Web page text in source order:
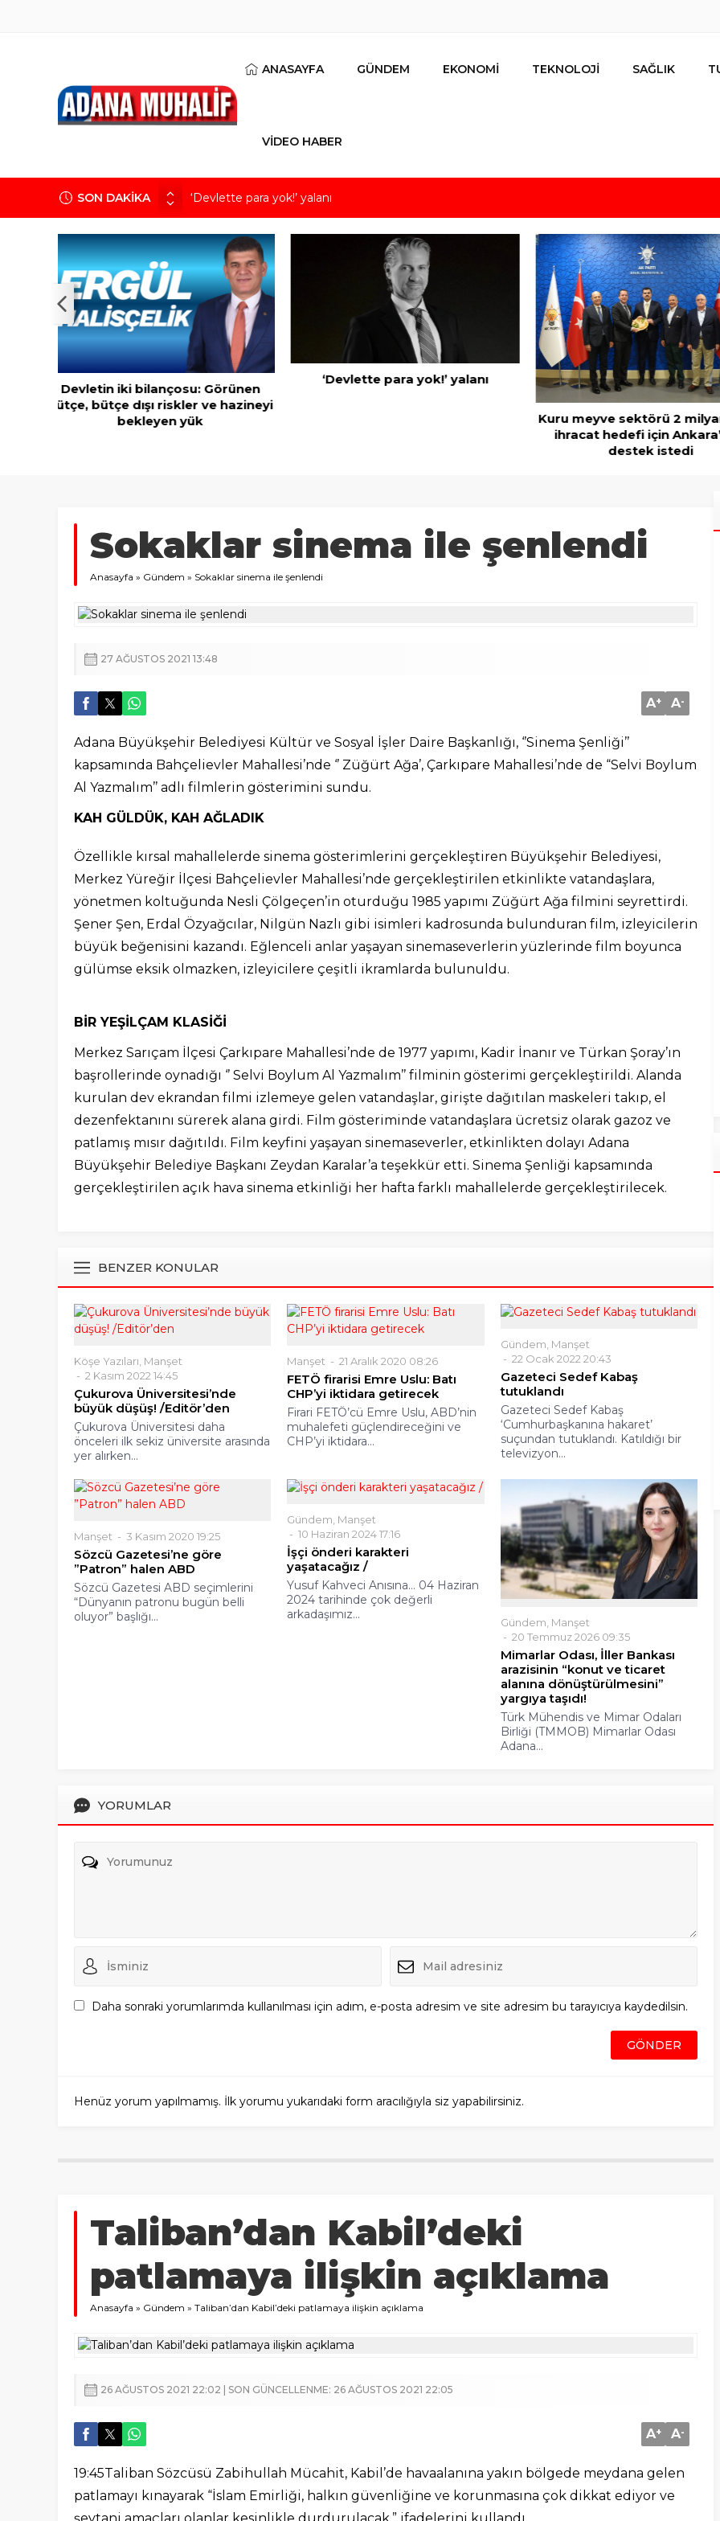
ANASAYFA GÜNDEM EKONOMİ TEKNOLOJİ SAĞLIK
VİDEO HABER
SON DAKİKA
‘Devlette para yok!’ yalanı
Kuru meyve sektörü 2 milyar dolar ihracat hedefi için Ankara’dan destek istedi
Mobilya ihracatında Avrupa ivmesi
Göz için “Akıllı Mercek” herkes için uygun mu?
Devletin iki bilançosu: Görünen bütçe, bütçe dışı riskler ve hazineyi bekleyen yük
Mobilya ihracatında
Sokaklar sinema ile şenlendi
Anasayfa » Gündem » Sokaklar sinema ile şenlendi
27 AĞUSTOS 2021 13:48
A+ A-
Adana Büyükşehir Belediyesi Kültür ve Sosyal İşler Daire Başkanlığı, ‘’Sinema Şenliği’’
kapsamında Bahçelievler Mahallesi’nde ‘’ Züğürt Ağa’, Çarkıpare Mahallesi’nde de “Selvi Boylum
Al Yazmalım’’ adlı filmlerin gösterimini sundu.
KAH GÜLDÜK, KAH AĞLADIK
Özellikle kırsal mahallelerde sinema gösterimlerini gerçekleştiren Büyükşehir Belediyesi,
Merkez Yüreğir İlçesi Bahçelievler Mahallesi’nde gerçekleştirilen etkinlikte vatandaşlara,
yönetmen koltuğunda Nesli Çölgeçen’in oturduğu 1985 yapımı Züğürt Ağa filmini seyrettirdi.
Şener Şen, Erdal Özyağcılar, Nilgün Nazlı gibi isimleri kadrosunda bulunduran film, izleyicilerin
büyük beğenisini kazandı. Eğlenceli anlar yaşayan sinemaseverlerin yüzlerinde film boyunca
gülümse eksik olmazken, izleyicilere çeşitli ikramlarda bulunuldu.
BİR YEŞİLÇAM KLASİĞİ
Merkez Sarıçam İlçesi Çarkıpare Mahallesi’nde de 1977 yapımı, Kadir İnanır ve Türkan Şoray’ın
başrollerinde oynadığı ‘’ Selvi Boylum Al Yazmalım’’ filminin gösterimi gerçekleştirildi. Alanda
kurulan dev ekrandan filmi izlemeye gelen vatandaşlar, girişte dağıtılan maskeleri takıp, el
dezenfektanını sürerek alana girdi. Film gösteriminde vatandaşlara ücretsiz olarak gazoz ve
patlamış mısır dağıtıldı. Film keyfini yaşayan sinemaseverler, etkinlikten dolayı Adana
Büyükşehir Belediye Başkanı Zeydan Karalar’a teşekkür etti. Sinema Şenliği kapsamında
gerçekleştirilen açık hava sinema etkinliği her hafta farklı mahallelerde gerçekleştirilecek.
BENZER KONULAR
Köşe Yazıları Manşet
2 Kasım 2022 14:45
Çukurova Üniversitesi’nde
büyük düşüş! /Editör’den
Çukurova Üniversitesi daha
önceleri ilk sekiz üniversite arasında
yer alırken...
Manşet 21 Aralık 2020 08:26
FETÖ firarisi Emre Uslu: Batı
CHP’yi iktidara getirecek
Firari FETÖ’cü Emre Uslu, ABD’nin
muhalefeti güçlendireceğini ve
CHP’yi iktidara...
Gündem Manşet
22 Ocak 2022 20:43
Gazeteci Sedef Kabaş
tutuklandı
Gazeteci Sedef Kabaş
‘Cumhurbaşkanına hakaret’
suçundan tutuklandı. Katıldığı bir
televizyon...
Manşet 3 Kasım 2020 19:25
Sözcü Gazetesi’ne göre
”Patron” halen ABD
Sözcü Gazetesi ABD seçimlerini
“Dünyanın patronu bugün belli
oluyor” başlığı...
Gündem Manşet
10 Haziran 2024 17:16
İşçi önderi karakteri
yaşatacağız /
Yusuf Kahveci Anısına… 04 Haziran
2024 tarihinde çok değerli
arkadaşımız...
Gündem Manşet
20 Temmuz 2026 09:35
Mimarlar Odası, İller Bankası
arazisinin “konut ve ticaret
alanına dönüştürülmesini”
yargıya taşıdı!
Türk Mühendis ve Mimar Odaları
Birliği (TMMOB) Mimarlar Odası
Adana...
YORUMLAR
Daha sonraki yorumlarımda kullanılması için adım, e-posta adresim ve site adresim bu tarayıcıya kaydedilsin.
Henüz yorum yapılmamış. İlk yorumu yukarıdaki form aracılığıyla siz yapabilirsiniz.
Taliban’dan Kabil’deki
patlamaya ilişkin açıklama
Anasayfa » Gündem » Taliban’dan Kabil’deki patlamaya ilişkin açıklama
26 AĞUSTOS 2021 22:02 | SON GÜNCELLENME: 26 AĞUSTOS 2021 22:05
A+ A-
19:45Taliban Sözcüsü Zabihullah Mücahit, Kabil’de havaalanına yakın bölgede meydana gelen
patlamayı kınayarak “İslam Emirliği, halkın güvenliğine ve korunmasına çok dikkat ediyor ve